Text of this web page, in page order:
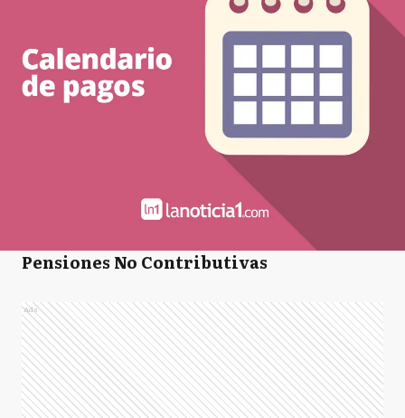
Pensiones No Contributivas
Ads